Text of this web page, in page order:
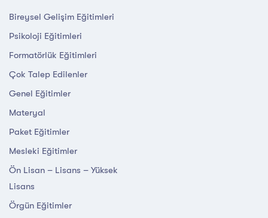
Bireysel Gelişim Eğitimleri
Psikoloji Eğitimleri
Formatörlük Eğitimleri
Çok Talep Edilenler
Genel Eğitimler
Materyal
Paket Eğitimler
Mesleki Eğitimler
Ön Lisan – Lisans – Yüksek
Lisans
Örgün Eğitimler